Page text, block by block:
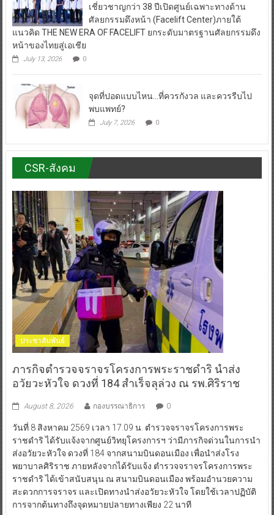
เชี่ยวชาญกว่า 38 ปีเปิดศูนย์เฉพาะทางด้าน
ศัลยกรรมดึงหน้า (Facelift Center)ภายใต้
แนวคิด THE NEW ERA OF FACELIFT ยกระดับมาตรฐานศัลยกรรมดึง
หน้าของไทยสู่เอเชีย
July 13, 2026 0
จุดที่ปอดแบบไหน…ที่ควรกังวล และควรรีบไป
พบแพทย์?
July 7, 2026 0
CSR-สังคม
ประชาสัมพันธ์
ภารกิจตำรวจจราจรโครงการพระราชดำริ นำส่ง
อวัยวะหัวใจ ดวงที่ 184 สำเร็จลุล่วง ณ รพ.ศิริราช
August 8, 2026 กองบรรณาธิการ 0
วันที่ 8 สิงหาคม 2569 เวลา 17.09 น. ตำรวจจราจรโครงการพระ
ราชดำริ ได้รับแจ้งจากศูนย์วิทยุโครงการฯ ว่ามีภารกิจด่วนในการนำ
ส่งอวัยวะหัวใจ ดวงที่ 184 จากสนามบินดอนเมือง เพื่อนำส่งโรง
พยาบาลศิริราช ภายหลังจากได้รับแจ้ง ตำรวจจราจรโครงการพระ
ราชดำริ ได้เข้าสนับสนุน ณ สนามบินดอนเมือง พร้อมอำนวยความ
สะดวกการจราจร และเปิดทางนำส่งอวัยวะหัวใจ โดยใช้เวลาปฏิบัติ
การจากต้นทางถึงจุดหมายปลายทางเพียง 22 นาที